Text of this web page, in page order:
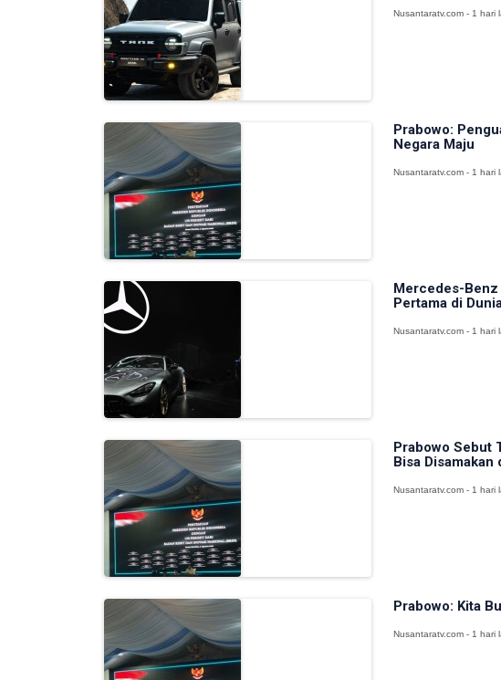
Nusantaratv.com - 1 hari
Prabowo:
Negara Maju
Nusantaratv.com - 1 hari
Mercedes-Benz
Pertama di
Nusantaratv.com - 1 hari
Prabowo Sebut
Bisa Disamakan
Nusantaratv.com - 1 hari
Prabowo: Kita
Nusantaratv.com - 1 hari